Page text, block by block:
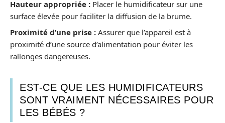
Hauteur appropriée : Placer le humidificateur sur une
surface élevée pour faciliter la diffusion de la brume.
Proximité d’une prise : Assurer que l’appareil est à
proximité d’une source d’alimentation pour éviter les
rallonges dangereuses.
EST-CE QUE LES HUMIDIFICATEURS
SONT VRAIMENT NÉCESSAIRES POUR
LES BÉBÉS ?